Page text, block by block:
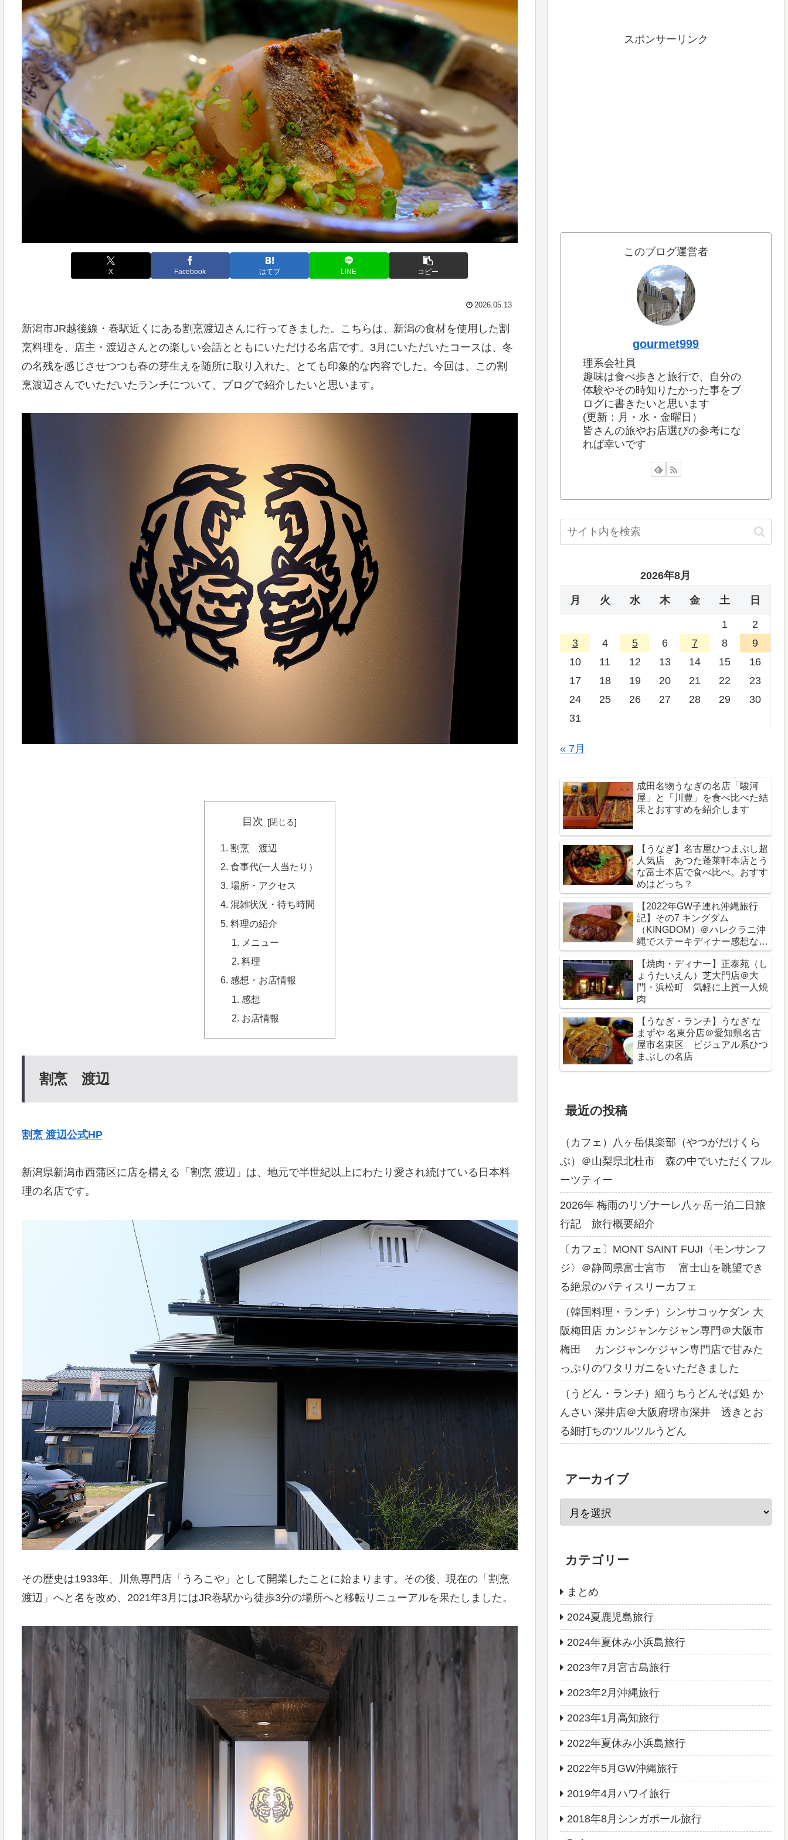
X Facebook はてブ LINE コピー
2026.05.13
新潟市JR越後線・巻駅近くにある割烹渡辺さんに行ってきました。こちらは、新潟の食材を使用した割
烹料理を、店主・渡辺さんとの楽しい会話とともにいただける名店です。3月にいただいたコースは、冬
の名残を感じさせつつも春の芽生えを随所に取り入れた、とても印象的な内容でした。今回は、この割
烹渡辺さんでいただいたランチについて、ブログで紹介したいと思います。
目次
割烹 渡辺
食事代(一人当たり）
場所・アクセス
混雑状況・待ち時間
料理の紹介
メニュー
料理
感想・お店情報
感想
お店情報
割烹 渡辺
割烹 渡辺公式HP
新潟県新潟市西蒲区に店を構える「割烹 渡辺」は、地元で半世紀以上にわたり愛され続けている日本料
理の名店です。
その歴史は1933年、川魚専門店「うろこや」として開業したことに始まります。その後、現在の「割烹
渡辺」へと名を改め、2021年3月にはJR巻駅から徒歩3分の場所へと移転リニューアルを果たしました。
スポンサーリンク
このブログ運営者
gourmet999
理系会社員
趣味は食べ歩きと旅行で、自分の
体験やその時知りたかった事をブ
ログに書きたいと思います
(更新：月・水・金曜日）
皆さんの旅やお店選びの参考にな
れば幸いです
2026年8月
月 火 水 木 金 土 日
1
2
3
4 5 6 7 8
9
10
11 12 13 14 15
16
17
18 19 20 21 22
23
24
25 26 27 28 29
30
31
« 7月
成田名物うなぎの名店「駿河
屋」と「川豊」を食べ比べた結
果とおすすめを紹介します
【うなぎ】名古屋ひつまぶし超
人気店 あつた蓬莱軒本店とう
な富士本店で食べ比べ。おすす
めはどっち？
【2022年GW子連れ沖縄旅行
記】その7 キングダム
（KINGDOM）＠ハレクラニ沖
縄でステーキディナー感想など
をブログレビュー
【焼肉・ディナー】正泰苑（し
ょうたいえん）芝大門店＠大
門・浜松町 気軽に上質一人焼
肉
【うなぎ・ランチ】うなぎ な
まずや 名東分店＠愛知県名古
屋市名東区 ビジュアル系ひつ
まぶしの名店
最近の投稿
（カフェ）八ヶ岳倶楽部（やつがだけくら
ぶ）＠山梨県北杜市 森の中でいただくフル
ーツティー
2026年 梅雨のリゾナーレ八ヶ岳一泊二日旅
行記 旅行概要紹介
〔カフェ〕MONT SAINT FUJI〈モンサンフ
ジ〉＠静岡県富士宮市 富士山を眺望でき
る絶景のパティスリーカフェ
（韓国料理・ランチ）シンサコッケダン 大
阪梅田店 カンジャンケジャン専門＠大阪市
梅田 カンジャンケジャン専門店で甘みた
っぷりのワタリガニをいただきました
（うどん・ランチ）細うちうどんそば処 か
んさい 深井店＠大阪府堺市深井 透きとお
る細打ちのツルツルうどん
アーカイブ
カテゴリー
まとめ
2024夏鹿児島旅行
2024年夏休み小浜島旅行
2023年7月宮古島旅行
2023年2月沖縄旅行
2023年1月高知旅行
2022年夏休み小浜島旅行
2022年5月GW沖縄旅行
2019年4月ハワイ旅行
2018年8月シンガポール旅行